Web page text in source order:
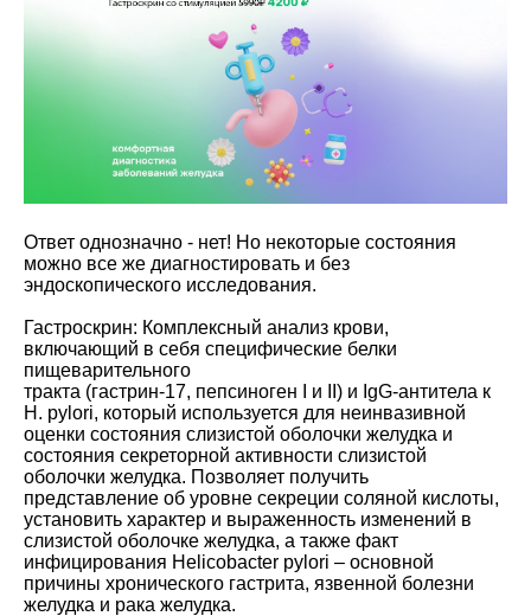
Ответ однозначно - нет! Но некоторые состояния
можно все же диагностировать и без
эндоскопического исследования.
Гастроскрин: Комплексный анализ крови,
включающий в себя специфические белки
пищеварительного
тракта (гастрин-17, пепсиноген I и II) и IgG-антитела к
H. pylori, который используется для неинвазивной
оценки состояния слизистой оболочки желудка и
состояния секреторной активности слизистой
оболочки желудка. Позволяет получить
представление об уровне секреции соляной кислоты,
установить характер и выраженность изменений в
слизистой оболочке желудка, а также факт
инфицирования Helicobacter pylori – основной
причины хронического гастрита, язвенной болезни
желудка и рака желудка.